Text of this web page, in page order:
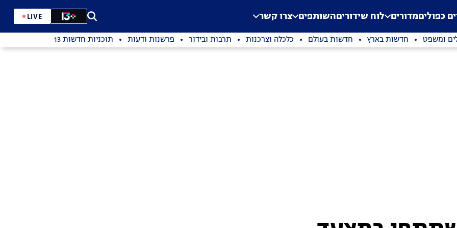
Application error: a
. כפוליםמדורים לוח שידוריםהשותפים צרו קשר LIVE
ומשפט חדשות בארץ חדשות בעולם כלכלה וצרכנות תרבות ובידור פרשנות ודעות תוכניות חדשות 13